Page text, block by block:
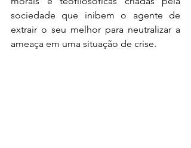
sociedade que inibem o agente de
extrair o seu melhor para neutralizar a
ameaça em uma situação de crise.